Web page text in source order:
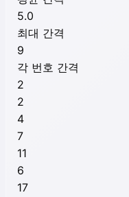
5.0
최대 간격
9
각 번호 간격
2
2
4
7
11
6
17